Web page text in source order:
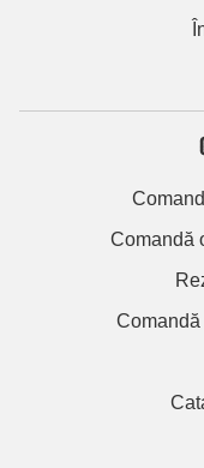
Comandă